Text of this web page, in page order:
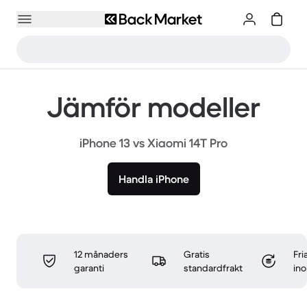
Jämför modeller
iPhone 13 vs Xiaomi 14T Pro
Handla iPhone
12 månaders
garanti
Gratis
standardfrakt